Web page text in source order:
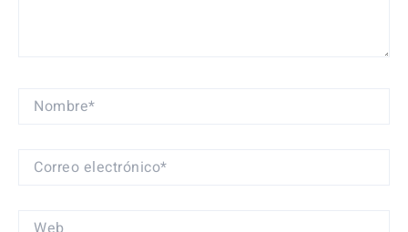
NOMBRE*
CORREO
WEB